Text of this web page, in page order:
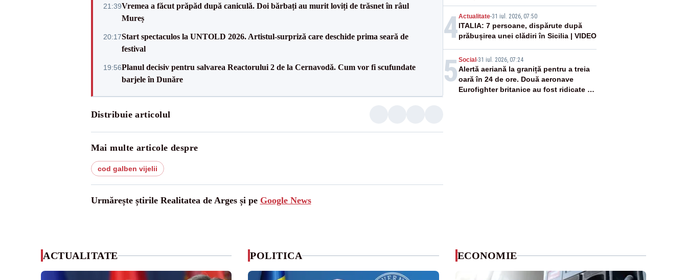
21:39Vremea a făcut prăpăd după caniculă. Doi bărbați au murit loviți de trăsnet în râul
Mureș
20:17Start spectaculos la UNTOLD 2026. Artistul-surpriză care deschide prima seară de
festival
19:56Planul decisiv pentru salvarea Reactorului 2 de la Cernavodă. Cum vor fi scufundate
barjele în Dunăre
Distribuie articolul
Mai multe articole despre
cod galben vijelii
Urmărește știrile Realitatea de Arges și pe Google News
rachetă rusească
4Actualitate-31 iul. 2026, 07:50
ITALIA: 7 persoane, dispărute după
prăbușirea unei clădiri în Sicilia | VIDEO
5 Social -31 iul. 2026, 07:24
Alertă aeriană la graniță pentru a treia
oară în 24 de ore. Două aeronave
Eurofighter britanice au fost ridicate de
ACTUALITATE POLITICA ECONOMIE